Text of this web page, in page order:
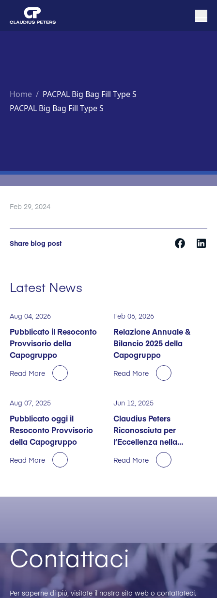
Home / PACPAL Big Bag Fill Type S
PACPAL Big Bag Fill Type S
Feb 29, 2024
Share blog post
Latest News
Aug 04, 2026
Pubblicato il Resoconto
Provvisorio della
Capogruppo
Read More
Feb 06, 2026
Relazione Annuale &
Bilancio 2025 della
Capogruppo
Read More
Aug 07, 2025
Pubblicato oggi il
Resoconto Provvisorio
della Capogruppo
Read More
Jun 12, 2025
Claudius Peters
Riconosciuta per
l’Eccellenza nella
Sostenibilità
Read More
Contattaci
Per saperne di più, visitate il nostro sito web o contattateci.